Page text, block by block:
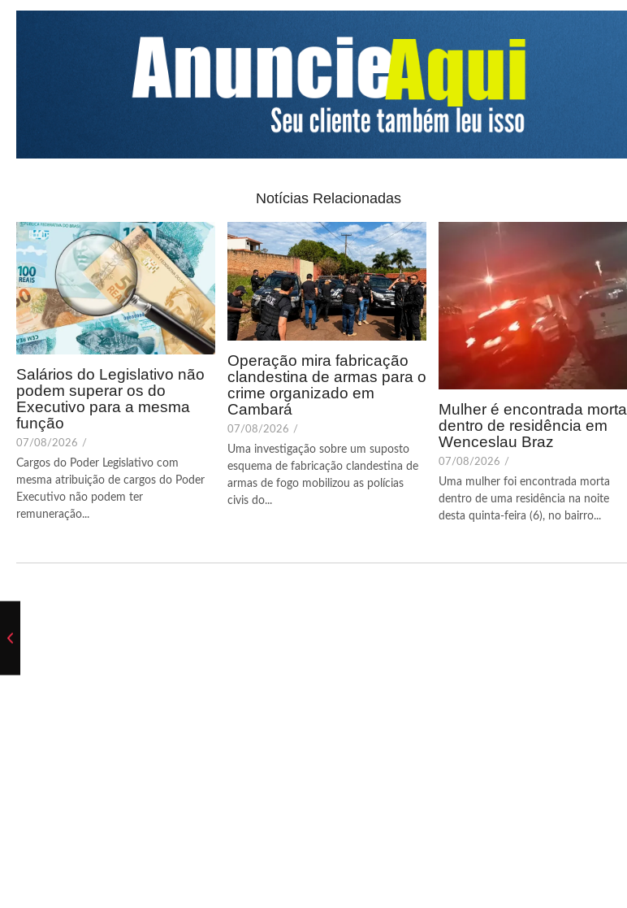
Notícias Relacionadas
Salários do Legislativo não
podem superar os do
Executivo para a mesma
função
07/08/2026 /
Cargos do Poder Legislativo com
mesma atribuição de cargos do Poder
Executivo não podem ter
remuneração...
Operação mira fabricação
clandestina de armas para o
crime organizado em
Cambará
07/08/2026 /
Uma investigação sobre um suposto
esquema de fabricação clandestina de
armas de fogo mobilizou as polícias
civis do...
Mulher é encontrada morta
dentro de residência em
Wenceslau Braz
07/08/2026 /
Uma mulher foi encontrada morta
dentro de uma residência na noite
desta quinta-feira (6), no bairro...